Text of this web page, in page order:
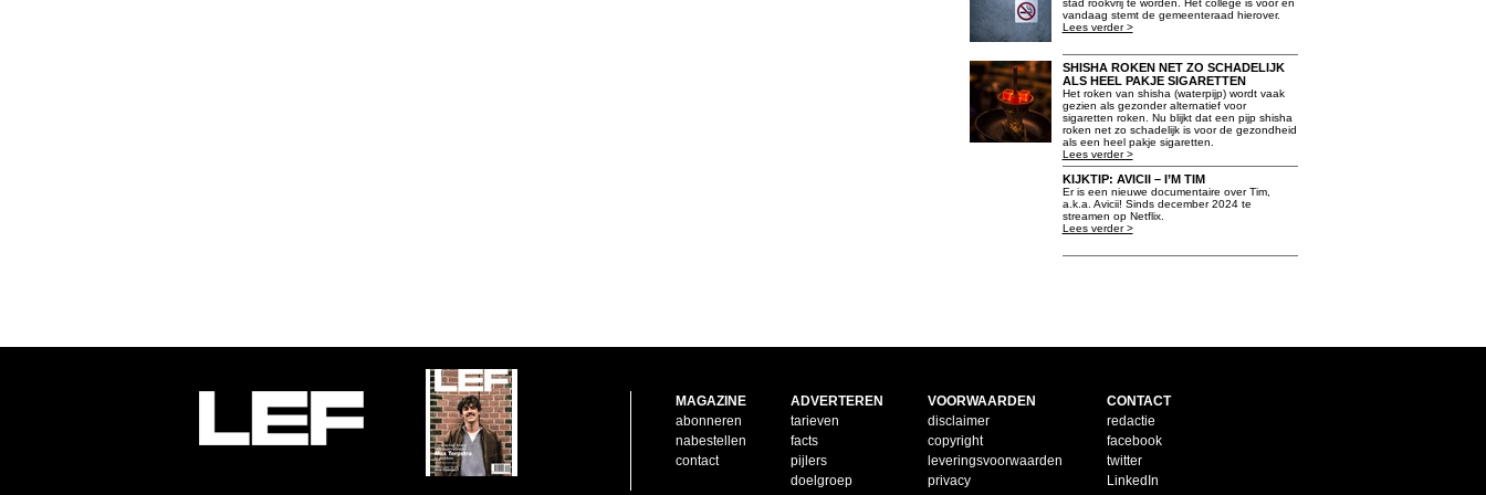
stad rookvrij te worden. Het college is voor en
vandaag stemt de gemeenteraad hierover.
Lees verder >
SHISHA ROKEN NET ZO SCHADELIJK
ALS HEEL PAKJE SIGARETTEN
Het roken van shisha (waterpijp) wordt vaak
gezien als gezonder alternatief voor
sigaretten roken. Nu blijkt dat een pijp shisha
roken net zo schadelijk is voor de gezondheid
als een heel pakje sigaretten.
Lees verder >
KIJKTIP: AVICII – I’M TIM
Er is een nieuwe documentaire over Tim,
a.k.a. Avicii! Sinds december 2024 te
streamen op Netflix.
Lees verder >
MAGAZINE
abonneren
nabestellen
contact
ADVERTEREN
tarieven
facts
pijlers
doelgroep
VOORWAARDEN
disclaimer
copyright
leveringsvoorwaarden
privacy
CONTACT
redactie
facebook
twitter
LinkedIn